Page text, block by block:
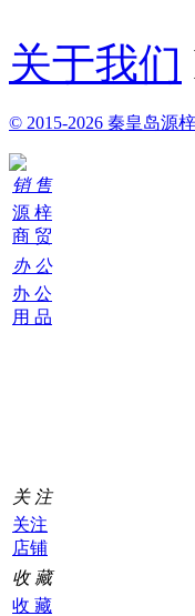
关于我们
© 2015-2026 秦皇岛源
销 售
源 梓
商 贸
办 公
办 公
用 品
关 注
关注
店铺
收 藏
收 藏